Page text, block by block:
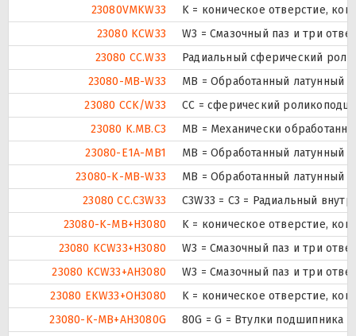
23080VMKW33
K = коническое отверстие,
23080 KCW33
W3 = Смазочный паз и три
23080 CC.W33
Радиальный сферический
23080-MB-W33
MB = Обработанный латунный
23080 CCK/W33
CC = сферический
23080 K.MB.C3
MB = Механически
23080-E1A-MB1
MB = Обработанный латунный
23080-K-MB-W33
MB = Обработанный латунный
23080 CC.C3W33
C3W33 = C3 = Радиальный
23080-K-MB+H3080
K = коническое отверстие,
23080 KCW33+H3080
W3 = Смазочный паз и три
23080 KCW33+AH3080
W3 = Смазочный паз и три
23080 EKW33+OH3080
K = коническое отверстие,
23080-K-MB+AH3080G
80G = G = Втулки подшипника